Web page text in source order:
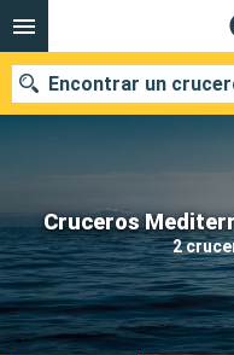
Cruceros
2
Encontrar un
Nuestros destinos
Fecha de salida
Puertos